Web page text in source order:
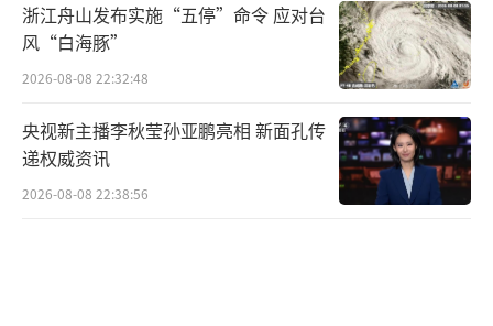
浙江舟山发布实施“五停”命令 应对台
风“白海豚”
2026-08-08 22:32:48
央视新主播李秋莹孙亚鹏亮相 新面孔传
递权威资讯
2026-08-08 22:38:56